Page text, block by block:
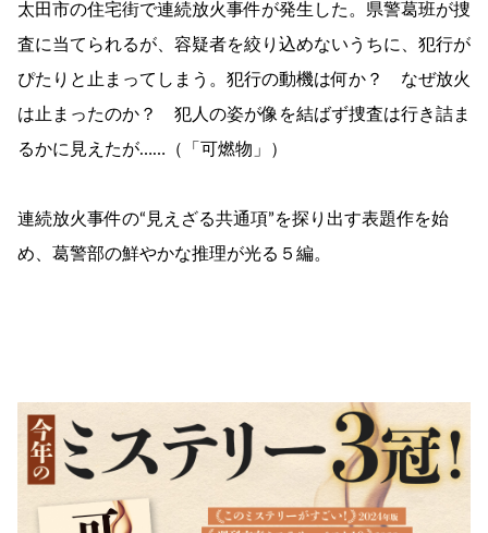
太田市の住宅街で連続放火事件が発生した。県警葛班が捜
査に当てられるが、容疑者を絞り込めないうちに、犯行が
ぴたりと止まってしまう。犯行の動機は何か？ なぜ放火
は止まったのか？ 犯人の姿が像を結ばず捜査は行き詰ま
るかに見えたが……（「可燃物」）
連続放火事件の“見えざる共通項”を探り出す表題作を始
め、葛警部の鮮やかな推理が光る５編。